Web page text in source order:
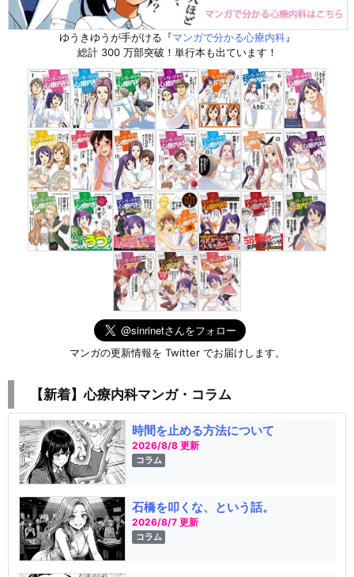
ゆうきゆうが手がける『マンガで分かる心療内科』
総計 300 万部突破！単行本も出ています！
マンガの更新情報を Twitter でお届けします。
【新着】心療内科マンガ・コラム
時間を止める方法について
2026/8/8 更新
コラム
石橋を叩くな、という話。
2026/8/7 更新
コラム